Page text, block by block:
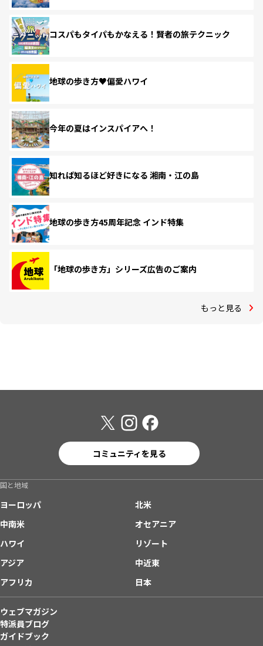
コスパもタイパもかなえる！賢者の旅テクニック
地球の歩き方♥偏愛ハワイ
今年の夏はインスパイアへ！
知れば知るほど好きになる 湘南・江の島
地球の歩き方45周年記念 インド特集
「地球の歩き方」シリーズ広告のご案内
もっと見る
コミュニティを見る
国と地域
ヨーロッパ
北米
中南米
オセアニア
ハワイ
リゾート
アジア
中近東
アフリカ
日本
ウェブマガジン
特派員ブログ
ガイドブック